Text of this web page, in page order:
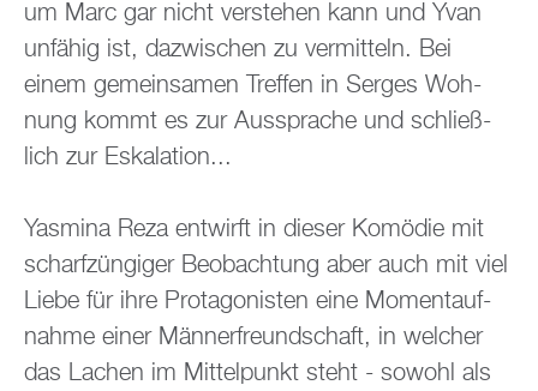
um Marc gar nicht ver­ste­hen kann und Yvan
un­fä­hig ist, da­zwi­schen zu ver­mit­teln. Bei
einem ge­mein­sa­men Tref­fen in Ser­ges Woh­
nung kommt es zur Aus­spra­che und schlie­ß­
lich zur Es­ka­la­ti­on...
Yas­mi­na Reza ent­wirft in die­ser Ko­mö­die mit
scharf­zün­gi­ger Be­ob­ach­tung aber auch mit viel
Liebe für ihre Prot­ago­nis­ten eine Mo­ment­auf­
nah­me einer Män­ner­freund­schaft, in wel­cher
das La­chen im Mit­tel­punkt steht - so­wohl als